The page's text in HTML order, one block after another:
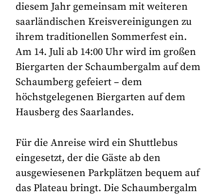
diesem Jahr gemeinsam mit weiteren
saarländischen Kreisvereinigungen zu
ihrem traditionellen Sommerfest ein.
Am 14. Juli ab 14:00 Uhr wird im großen
Biergarten der Schaumbergalm auf dem
Schaumberg gefeiert – dem
höchstgelegenen Biergarten auf dem
Hausberg des Saarlandes.
Für die Anreise wird ein Shuttlebus
eingesetzt, der die Gäste ab den
ausgewiesenen Parkplätzen bequem auf
das Plateau bringt. Die Schaumbergalm